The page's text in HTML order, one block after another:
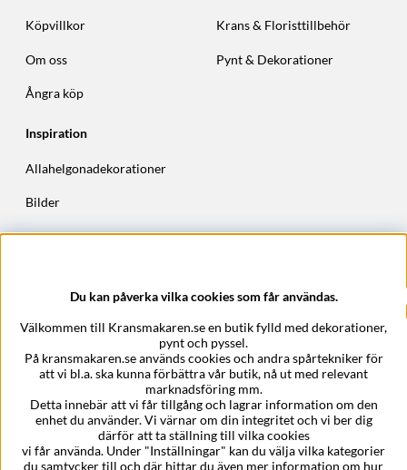
Köpvillkor
Om oss
Ångra köp
Krans & Floristtillbehör
Pynt & Dekorationer
Inspiration
Allahelgonadekorationer
Bilder
Höstkransar
Epost:support@kransmakaren.se
Du kan påverka vilka cookies som får användas.
Välkommen till Kransmakaren.se en butik fylld med dekorationer,
pynt och pyssel.
På kransmakaren.se används cookies och andra spårtekniker för
att vi bl.a. ska kunna förbättra vår butik, nå ut med relevant
marknadsföring mm.
Detta innebär att vi får tillgång och lagrar information om den
enhet du använder. Vi värnar om din integritet och vi ber dig
därför att ta ställning till vilka cookies
vi får använda. Under "Inställningar" kan du välja vilka kategorier
du samtycker till och där hittar du även mer information om hur